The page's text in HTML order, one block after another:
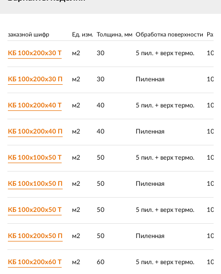
заказной шифр Ед. изм. Толщина, мм Обработка поверхности
КБ 100х200х30 Т м2 30 5 пил. + верх термо. 100
КБ 100х200х30 П м2 30 Пиленная 100
КБ 100х200х40 Т м2 40 5 пил. + верх термо. 100
КБ 100х200х40 П м2 40 Пиленная 100
КБ 100х100х50 Т м2 50 5 пил. + верх термо. 100
КБ 100х100х50 П м2 50 Пиленная 100
КБ 100х200х50 Т м2 50 5 пил. + верх термо. 100
КБ 100х200х50 П м2 50 Пиленная 100
КБ 100х200х60 Т м2 60 5 пил. + верх термо. 100